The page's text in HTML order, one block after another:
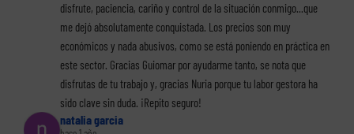
disfrute, paciencia, cariño y control de la situación conmigo...que
me dejó absolutamente conquistada. Los precios son muy
económicos y nada abusivos, como se está poniendo en práctica en
este sector. Gracias Guiomar por ayudarme tanto, se nota que
disfrutas de tu trabajo y, gracias Nuria porque tu labor gestora ha
sido clave sin duda. ¡Repito seguro!
natalia garcia